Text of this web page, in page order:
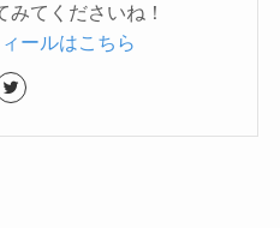
みてくださいね！
ールはこちら